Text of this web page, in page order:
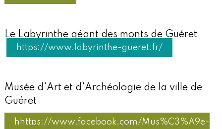
Le Labyrinthe géant des monts de Guéret
https://www.labyrinthe-gueret.fr/
Musée d'Art et d'Archéologie de la ville de
Guéret
hhttps://www.facebook.com/Mus%C3%A9e-